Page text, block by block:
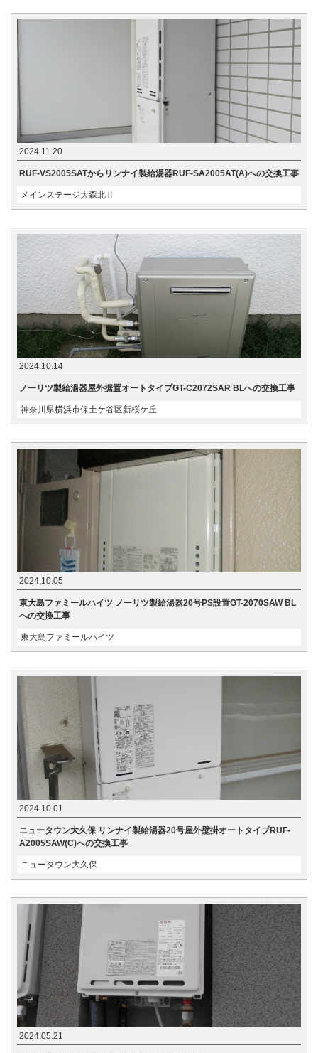
2024.11.20
RUF-VS2005SATからリンナイ製給湯器RUF-SA2005AT(A)への交換工事
メインステージ大森北Ⅱ
2024.10.14
ノーリツ製給湯器屋外据置オートタイプGT-C2072SAR BLへの交換工事
神奈川県横浜市保土ケ谷区新桜ケ丘
2024.10.05
東大島ファミールハイツ ノーリツ製給湯器20号PS設置GT-2070SAW BL
への交換工事
東大島ファミールハイツ
2024.10.01
ニュータウン大久保 リンナイ製給湯器20号屋外壁掛オートタイプRUF-
A2005SAW(C)への交換工事
ニュータウン大久保
2024.05.21